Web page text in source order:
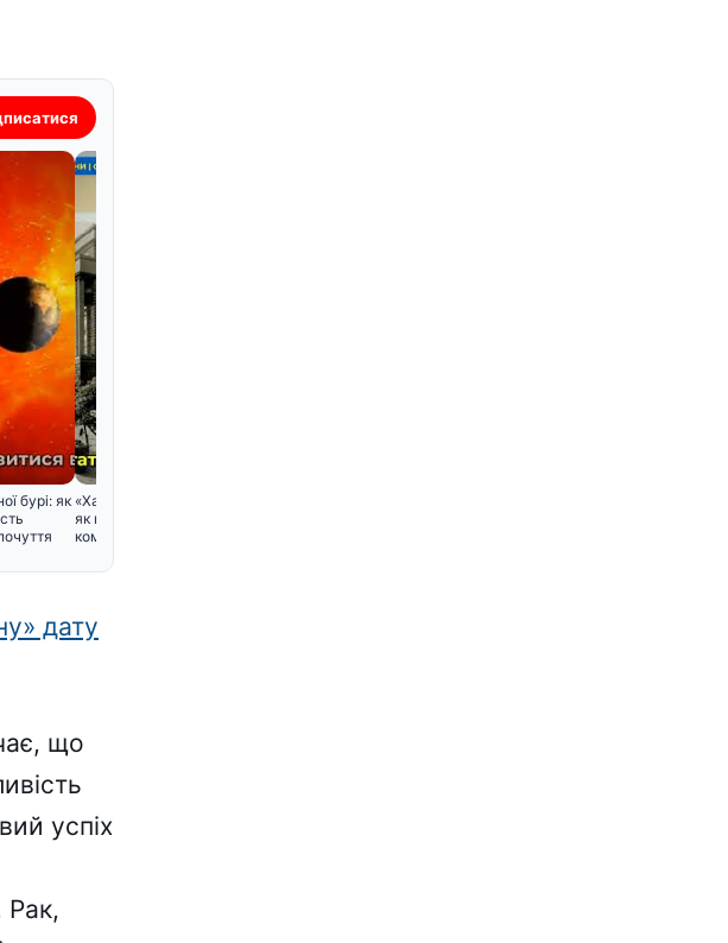
бурі: як «Харків – перша столиця»:
як народився цей міф і
кому було зручно рока
дату
що
успіх
Рак,